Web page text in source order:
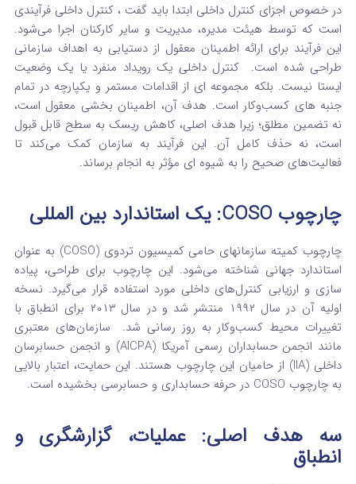
در خصوص اجزای کنترل داخلی ابتدا باید گفت ، کنترل داخلی فرآیندی
است که توسط هیئت مدیره، مدیریت و سایر کارکنان اجرا می‌شود.
این فرآیند برای ارائه اطمینان معقول از دستیابی به اهداف سازمانی
طراحی شده است.
کنترل داخلی یک رویداد منفرد یا یک وضعیت
ایستا نیست. بلکه مجموعه‌ ای از اقدامات مستمر و یکپارچه در تمام
جنبه‌ های کسب‌وکار است. هدف آن، اطمینان‌ بخشی معقول است،
نه تضمین مطلق؛ زیرا هدف اصلی، کاهش ریسک به سطح قابل‌ قبول
است، نه حذف کامل آن. این فرآیند به سازمان کمک می‌کند تا
فعالیت‌های صحیح را به شیوه‌ ای مؤثر به انجام برساند.
چارچوب COSO: یک استاندارد بین المللی
چارچوب کمیته سازمانهای حامی کمیسیون تردوی (COSO) به عنوان
استاندارد جهانی شناخته می‌شود. این چارچوب برای طراحی، پیاده‌
سازی و ارزیابی کنترل‌های داخلی مورد استفاده قرار می‌گیرد. نسخه
اولیه آن در سال ۱۹۹۲ منتشر شد و در سال ۲۰۱۳ برای انطباق با
تغییرات محیط کسب‌وکار به‌ روز رسانی شد.
سازمان‌های معتبری
مانند انجمن حسابداران رسمی آمریکا (AICPA) و انجمن حسابرسان
داخلی (IIA) از حامیان این چارچوب هستند.
این حمایت، اعتبار بالایی
به چارچوب COSO در حرفه حسابداری و حسابرسی بخشیده است.
سه هدف اصلی: عملیات، گزارشگری و
انطباق